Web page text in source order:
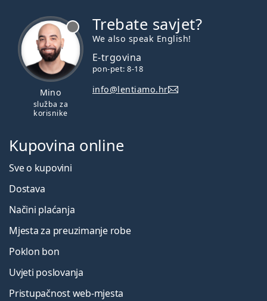
Mino
služba za
korisnike
Trebate savjet?
We also speak English!
E-trgovina
pon-pet: 8-18
info@lentiamo.hr
Kupovina online
Sve o kupovini
Dostava
Načini plaćanja
Mjesta za preuzimanje robe
Poklon bon
Uvjeti poslovanja
Pristupačnost web-mjesta